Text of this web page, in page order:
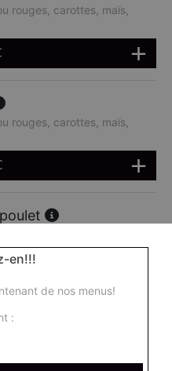
rouges, carottes, maïs,
rouges, carottes, maïs,
en!!!
de nos menus!
: